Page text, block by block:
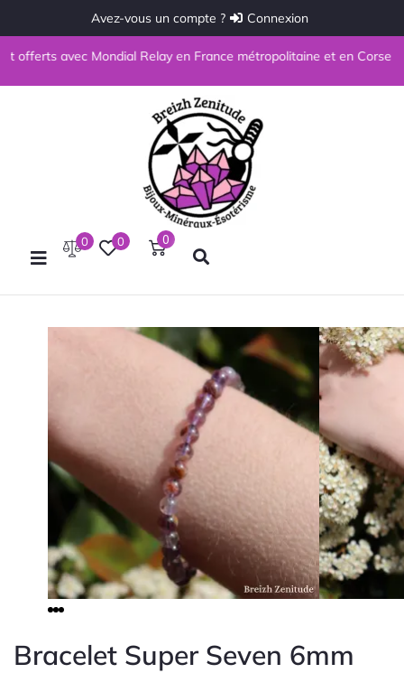
Avez-vous un compte ? Connexion
avec Mondial Relay en France métropolitaine et en Corse à
0 0 0
Bracelet Super Seven 6mm